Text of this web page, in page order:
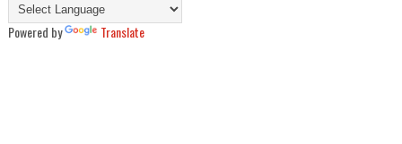
Powered by Translate